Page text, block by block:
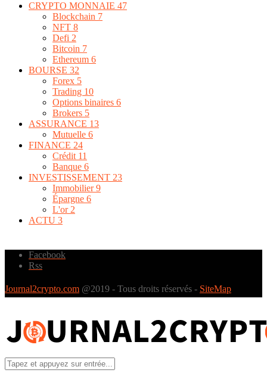
CRYPTO MONNAIE 47
Blockchain 7
NFT 8
Defi 2
Bitcoin 7
Ethereum 6
BOURSE 32
Forex 5
Trading 10
Options binaires 6
Brokers 5
ASSURANCE 13
Mutuelle 6
FINANCE 24
Crédit 11
Banque 6
INVESTISSEMENT 23
Immobilier9
Épargne 6
L'or 2
ACTU 3
Facebook
Rss
Journal2crypto.com @2019 - Tous droits réservés - SiteMap